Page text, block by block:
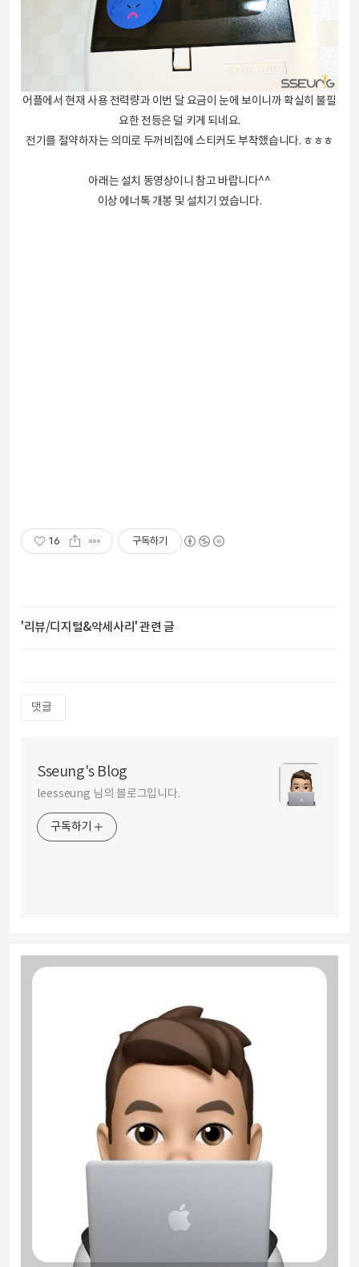
어플에서 현재 사용 전력량과 이번 달 요금이 눈에 보이니까 확실히 불필
요한 전등은 덜 키게 되네요.
전기를 절약하자는 의미로 두꺼비집에 스티커도 부착했습니다. ㅎㅎㅎ
아래는 설치 동영상이니 참고 바랍니다^^
이상 에너톡 개봉 및 설치기 였습니다.
16 구독하기
'리뷰/디지털&악세사리' 관련 글
댓글
Sseung's Blog
leesseung 님의 블로그입니다.
구독하기